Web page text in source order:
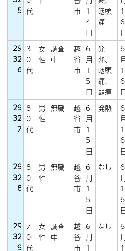
5 代
市 1
4
日
咽頭
痛
1
6
29
32
6
3
0
代
女
性
調査
中
越
谷
市
6
月
1
5
日
発
熱、
咽頭
痛、
頭痛
6
1
6
29
32
7
8
0
代
男
性
無職
越
谷
市
6
月
1
5
日
発熱
6
1
6
29
32
8
8
0
代
男
性
無職
越
谷
市
6
月
1
5
日
なし
6
1
6
29
32
9
7
0
代
女
性
調査
中
越
谷
市
6
月
1
なし
6
1